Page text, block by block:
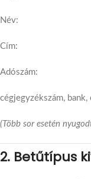
Név:
Cím:
Adószám:
cégjegyzékszám,
(Több sor esetén
2. Betűtípus